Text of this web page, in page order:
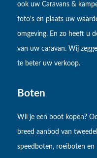
ook uw Caravans &
foto's en plaats uw
omgeving. En zo heeft u
van uw caravan. Wij
te beter uw verkoop.
Boten
Wil je een boot kopen?
breed aanbod van
speedboten, roeiboten en